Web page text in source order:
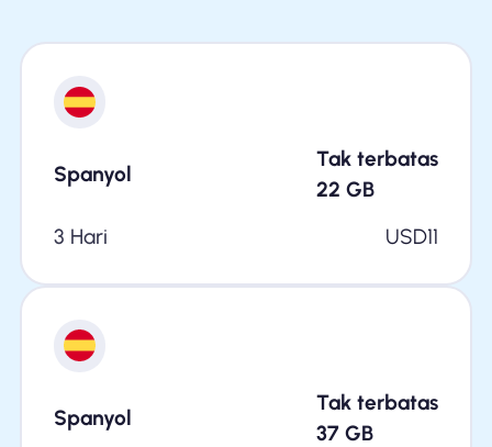
Spanyol
Tak terbatas
22 GB
3 Hari
USD11
Spanyol
Tak terbatas
37 GB